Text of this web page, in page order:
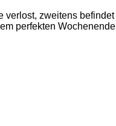
zweitens
perfekten